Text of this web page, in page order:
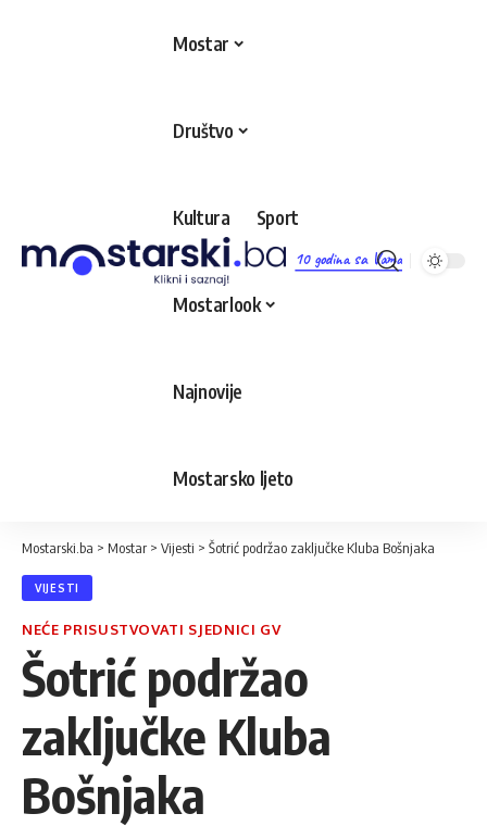
10 godina sa Vama
Mostar
Društvo
Kultura Sport
Mostarlook
Najnovije
Mostarsko ljeto
Mostarski.ba > Mostar > Vijesti > Šotrić podržao zaključke Kluba Bošnjaka
VIJESTI
NEĆE PRISUSTVOVATI SJEDNICI GV
Šotrić podržao
zaključke Kluba
Bošnjaka